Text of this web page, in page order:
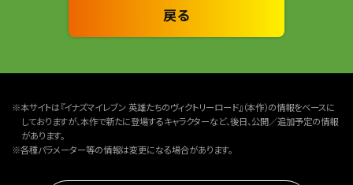
戻る
※本サイトは『イナズマイレブン 英雄たちのヴィクトリーロード』（本作）の情報をベースに
しておりますが、本作で新たに登場するキャラクターなど、後日、公開／追加予定の情報
があります。
※各種パラメーター等の情報は変更になる場合があります。